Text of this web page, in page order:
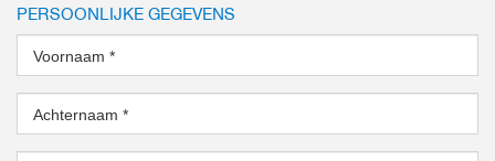
PERSOONLIJKE GEGEVENS
Voornaam *
Achternaam *